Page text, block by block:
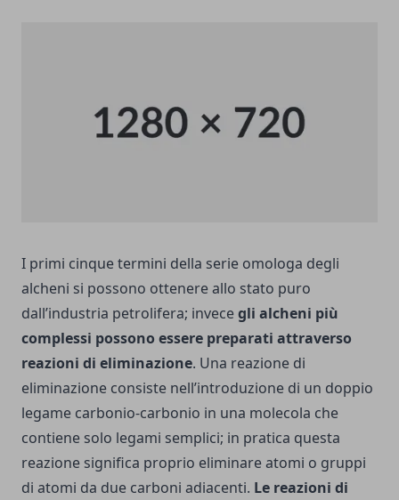
I primi cinque termini della serie omologa degli
alcheni si possono ottenere allo stato puro
dall’industria petrolifera; invecegli alcheni più
complessi possono essere preparati attraverso
reazioni di eliminazione. Una reazione di
eliminazione consiste nell’introduzione di un doppio
legame carbonio-carbonio in una molecola che
contiene solo legami semplici; in pratica questa
reazione significa proprio eliminare atomi o gruppi
di atomi da due carboni adiacenti. Le reazioni di